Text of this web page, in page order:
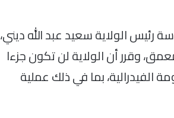
رئيس الولاية سعيد عبد الله ديني،
وقرر أن الولاية لن تكون جزءا
بما في ذلك عملية